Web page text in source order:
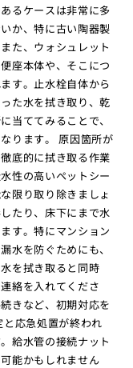
るケースは非常に多
か、特に古い陶器製
た、ウォシュレット
座本体や、そこにつ
す。止水栓自体から
た水を拭き取り、乾
当ててみることで、
ります。 原因箇所が
底的に拭き取る作業
性の高いペットシー
限り取り除きましょ
たり、床下にまで水
す。特にマンション
水を防ぐためにも、
を拭き取ると同時
絡を入れてくださ
きなど、初期対応を
応急処置が終われ
給水管の接続ナット
能かもしれません